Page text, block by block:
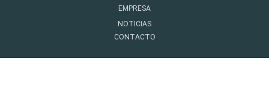
EMPRESA
NOTICIAS
CONTACTO